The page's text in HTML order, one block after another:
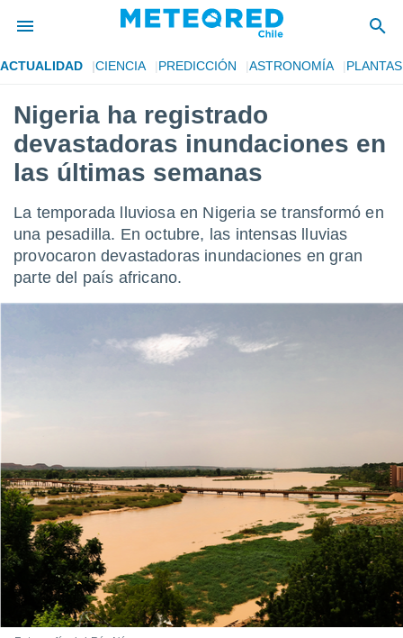
de
por
para
la
calidad.
a este
las
seguir
contenido
coste.
botón
a la
todas
ACEPTAR
Y
CONTINUAR
CONFIGURACIÓN
ACTUALIDAD CIENCIA PREDICCIÓN ASTRONOMÍA PLANTAS
Nigeria ha registrado
devastadoras inundaciones en
las últimas semanas
La temporada lluviosa en Nigeria se transformó en
una pesadilla. En octubre, las intensas lluvias
provocaron devastadoras inundaciones en gran
parte del país africano.